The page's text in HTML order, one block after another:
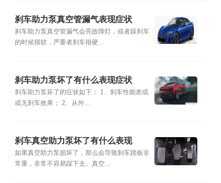
刹车助力泵真空管漏气表现症状
刹车助力泵真空管漏气会亮故障灯，或者踩刹车
的时候很软，严重者刹车很硬...
刹车助力泵坏了有什么表现症状
刹车助力泵坏了的症状如下： 1、刹车性能差或
或无刹车效果； 2、从外...
刹车真空助力泵坏了有什么表现
如果真空助力泵损坏了，那么会导致刹车踏板非
常重，非常不容易踩下去。真空...